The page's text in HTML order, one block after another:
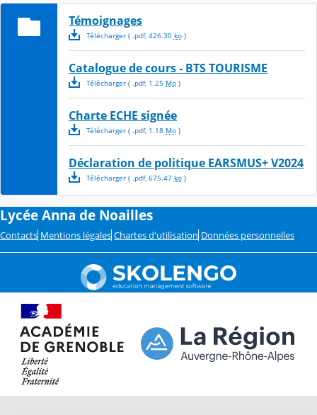
Témoignages
Télécharger( .pdf, 426.30 ko)
Catalogue de cours - BTS TOURISME
Télécharger( .pdf, 1.25 Mo)
Charte ECHE signée
Télécharger( .pdf, 1.18 Mo)
Déclaration de politique EARSMUS+ V2024
Télécharger( .pdf, 675.47 ko)
Lycée Anna de Noailles
Contacts Mentions légales Chartes d'utilisation Données personnelles